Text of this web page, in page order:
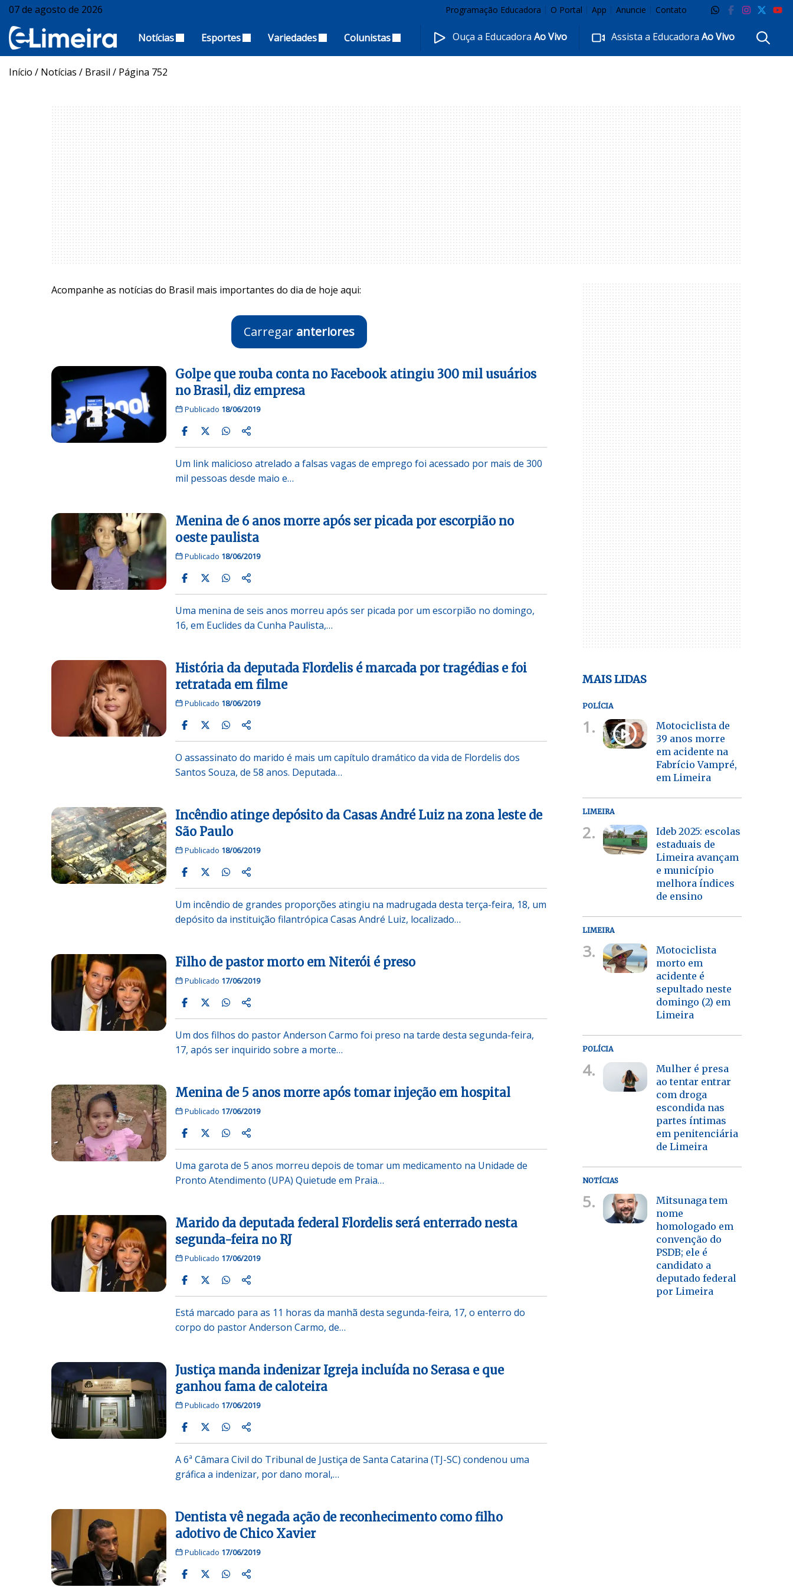
07 de agosto de 2026 Programação Educadora O Portal App Anuncie Contato
Notícias Esportes Variedades Colunistas Ouça a EducadoraAo Vivo Assista a EducadoraAo Vivo
Início / Notícias / Brasil / Página 752
Acompanhe as notícias do Brasil mais importantes do dia de hoje aqui:
Carregar anteriores
Golpe que rouba conta no Facebook atingiu 300 mil usuários
no Brasil, diz empresa
Publicado 18/06/2019
Um link malicioso atrelado a falsas vagas de emprego foi acessado por mais de 300
mil pessoas desde maio e…
Menina de 6 anos morre após ser picada por escorpião no
oeste paulista
Publicado 18/06/2019
Uma menina de seis anos morreu após ser picada por um escorpião no domingo,
16, em Euclides da Cunha Paulista,…
História da deputada Flordelis é marcada por tragédias e foi
retratada em filme
Publicado 18/06/2019
O assassinato do marido é mais um capítulo dramático da vida de Flordelis dos
Santos Souza, de 58 anos. Deputada…
Incêndio atinge depósito da Casas André Luiz na zona leste de
São Paulo
Publicado 18/06/2019
Um incêndio de grandes proporções atingiu na madrugada desta terça-feira, 18, um
depósito da instituição filantrópica Casas André Luiz, localizado…
Filho de pastor morto em Niterói é preso
Publicado 17/06/2019
Um dos filhos do pastor Anderson Carmo foi preso na tarde desta segunda-feira,
17, após ser inquirido sobre a morte…
Menina de 5 anos morre após tomar injeção em hospital
Publicado 17/06/2019
Uma garota de 5 anos morreu depois de tomar um medicamento na Unidade de
Pronto Atendimento (UPA) Quietude em Praia…
Marido da deputada federal Flordelis será enterrado nesta
segunda-feira no RJ
Publicado 17/06/2019
Está marcado para as 11 horas da manhã desta segunda-feira, 17, o enterro do
corpo do pastor Anderson Carmo, de…
Justiça manda indenizar Igreja incluída no Serasa e que
ganhou fama de caloteira
Publicado 17/06/2019
A 6ª Câmara Civil do Tribunal de Justiça de Santa Catarina (TJ-SC) condenou uma
gráfica a indenizar, por dano moral,…
Dentista vê negada ação de reconhecimento como filho
adotivo de Chico Xavier
Publicado 17/06/2019
MAIS LIDAS
POLÍCIA
1.
Motociclista de
39 anos morre
em acidente na
Fabrício Vampré,
em Limeira
LIMEIRA
2.
Ideb 2025: escolas
estaduais de
Limeira avançam
e município
melhora índices
de ensino
LIMEIRA
3.
Motociclista
morto em
acidente é
sepultado neste
domingo (2) em
Limeira
POLÍCIA
4.
Mulher é presa
ao tentar entrar
com droga
escondida nas
partes íntimas
em penitenciária
de Limeira
NOTÍCIAS
5.
Mitsunaga tem
nome
homologado em
convenção do
PSDB; ele é
candidato a
deputado federal
por Limeira